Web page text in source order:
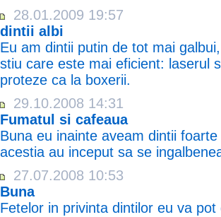
28.01.2009 19:57
dintii albi
Eu am dintii putin de tot mai
stiu care este mai eficient: laserul
proteze ca la boxerii.
29.10.2008 14:31
Fumatul si cafeaua
Buna eu inainte aveam dintii
acestia au inceput sa se
27.07.2008 10:53
Buna
Fetelor in privinta dintilor eu va